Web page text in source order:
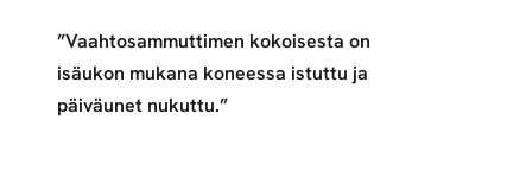
”Vaahtosammuttimen kokoisesta on
isäukon mukana koneessa istuttu ja
päiväunet nukuttu.”